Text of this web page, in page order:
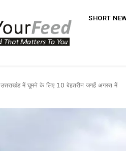
SHORT
उत्तराखंड में घूमने के लिए 10 बेहतरीन जगहें अगस्त में